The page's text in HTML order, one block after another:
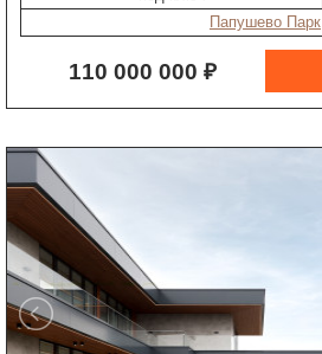
Папушево Парк
110 000 000 ₽